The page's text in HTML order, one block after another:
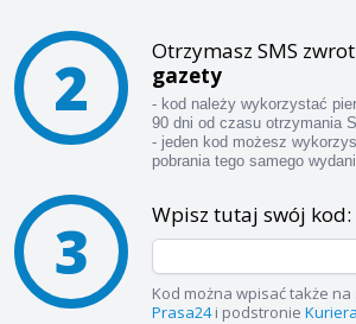
2 Otrzymasz SMS
gazety
- kod należy wykorzystać
90 dni od czasu otrzymania
- jeden kod możesz
pobrania tego samego
3 Wpisz tutaj swój kod:
Kod można wpisać także na
Prasa24i podstronie